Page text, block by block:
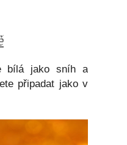
bílá jako sníh a
připadat jako v